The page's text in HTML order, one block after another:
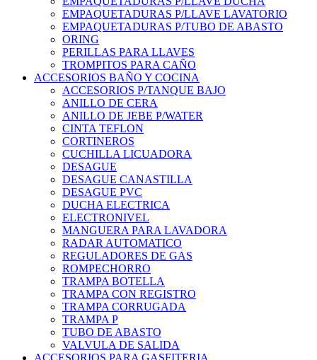
EMPAQUETADURAS P/LLAVE LAVATORIO
EMPAQUETADURAS P/TUBO DE ABASTO
ORING
PERILLAS PARA LLAVES
TROMPITOS PARA CAÑO
ACCESORIOS BAÑO Y COCINA
ACCESORIOS P/TANQUE BAJO
ANILLO DE CERA
ANILLO DE JEBE P/WATER
CINTA TEFLON
CORTINEROS
CUCHILLA LICUADORA
DESAGUE
DESAGUE CANASTILLA
DESAGUE PVC
DUCHA ELECTRICA
ELECTRONIVEL
MANGUERA PARA LAVADORA
RADAR AUTOMATICO
REGULADORES DE GAS
ROMPECHORRO
TRAMPA BOTELLA
TRAMPA CON REGISTRO
TRAMPA CORRUGADA
TRAMPA P
TUBO DE ABASTO
VALVULA DE SALIDA